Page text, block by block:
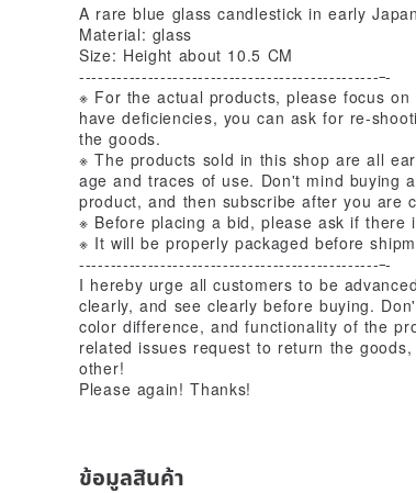
A rare blue glass candlestick in early
Material: glass
Size: Height about 10.5 CM
------------------------------------------------ -
※ For the actual products, please focus
have deficiencies, you can ask for re-
the goods.
※ The products sold in this shop are all
age and traces of use. Don't mind buying
product, and then subscribe after you are
※ Before placing a bid, please ask if there
※ It will be properly packaged before
------------------------------------------------ -
I hereby urge all customers to be
clearly, and see clearly before buying.
color difference, and functionality of the
related issues request to return the
other!
Please again! Thanks!
ข้อมูลสินค้า